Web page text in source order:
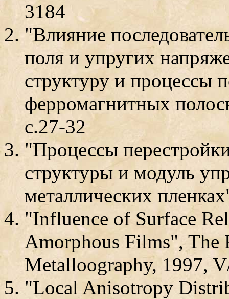
3184
"Влияние
поля и упругих
структуру и процессы
ферромагнитных
с.27-32
"Процессы
структуры и модуль
металлических
"Influence of Surface
Amorphous Films", The
Metalloography, 1997,
"Local Anisotropy